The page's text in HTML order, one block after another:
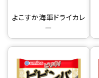
よこすか海軍ドライカレ
ー